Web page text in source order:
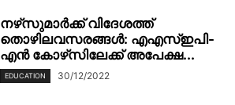
നഴ്‌സുമാര്‍ക്ക് വിദേശത്ത്
തൊഴിലവസരങ്ങള്‍: എഎസ്ഇപി-
എന്‍ കോഴ്‌സിലേക്ക് അപേക്ഷ...
EDUCATION 30/12/2022